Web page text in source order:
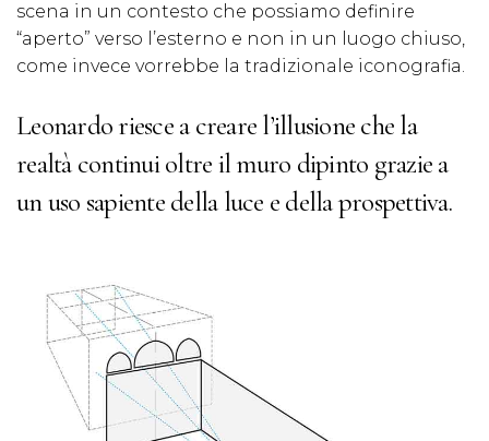
scena in un contesto che possiamo definire
“aperto” verso l’esterno e non in un luogo chiuso,
come invece vorrebbe la tradizionale iconografia.
Leonardo riesce a creare l’illusione che la
realtà continui oltre il muro dipinto grazie a
un uso sapiente della luce e della prospettiva.